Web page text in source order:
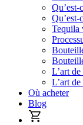
Qu’est-
Qu’est-
Tequila
L’art
L’art
Où acheter
Blog